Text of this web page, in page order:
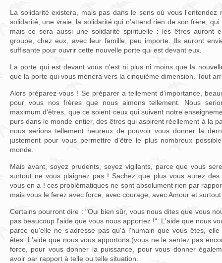
La solidarité existera, mais pas dans le sens où vous l'entendez
solidarité, une vraie, la solidarité qui n'attend rien de son frère,
mais ce sera aussi une solidarité spirituelle : les êtres auront
groupe, chez eux, avec leur famille, peu importe. Ils auront
suffisante pour ouvrir cette nouvelle porte qui est devant eux.
La porte qui est devant vous n'est ni plus ni moins que la
que la porte qui vous mènera vers la cinquième dimension. Tout
Alors préparez-vous ! Se préparer a tellement d'importance,
pour vous nos frères que nous aimons tellement. Nous
maximum d'êtres, que ce soient ceux qui suivent notre
purs dans le monde entier, des êtres qui aspirent réellement à la
nous serions tellement heureux de pouvoir vous donner la
justement pour vous permettre d'être le plus nombreux
monde.
Mais avant, soyez prudents, soyez vigilants, parce que vous
surtout ne vous plaignez pas ! Sachez que plus vous aurez
vous en a ! ces problématiques ne sont absolument rien par
mais vous le ferez avec force, avec courage, avec Amour et
Certains pourront dire : "Oui bien sûr, vous nous dites que vous
pas beaucoup l'aide que vous nous apportez !". L'aide que nous
parce qu'elle ne s'adresse pas qu'à l'humain que vous êtes,
êtes. L'aide que nous vous apportons (vous ne le sentez pas
force, pour vous donner la puissance, pour vous donner
avoir par rapport à telle ou telle situation.